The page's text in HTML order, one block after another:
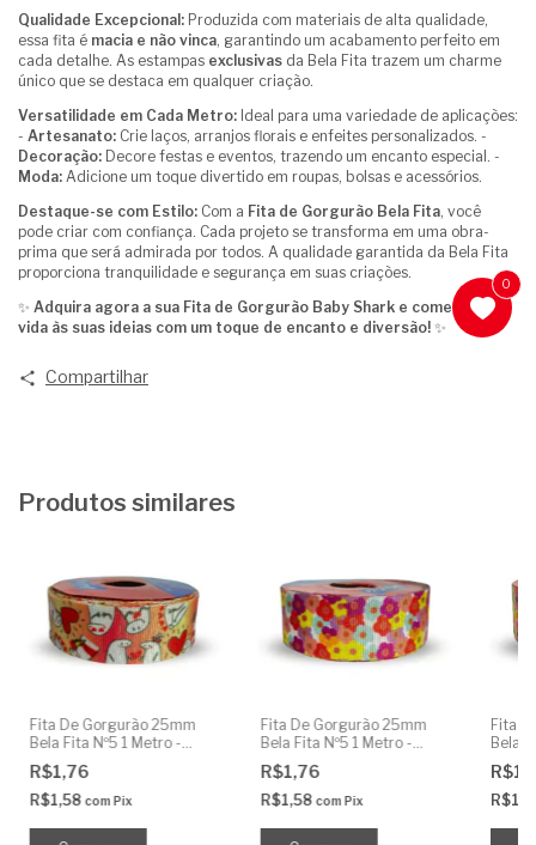
Qualidade Excepcional: Produzida com materiais de alta qualidade,
essa fita é macia e não vinca, garantindo um acabamento perfeito em
cada detalhe. As estampas exclusivas da Bela Fita trazem um charme
único que se destaca em qualquer criação.
Versatilidade em Cada Metro: Ideal para uma variedade de aplicações:
- Artesanato: Crie laços, arranjos florais e enfeites personalizados. -
Decoração: Decore festas e eventos, trazendo um encanto especial. -
Moda: Adicione um toque divertido em roupas, bolsas e acessórios.
Destaque-se com Estilo: Com a Fita de Gorgurão Bela Fita, você
pode criar com confiança. Cada projeto se transforma em uma obra-
prima que será admirada por todos. A qualidade garantida da Bela Fita
proporciona tranquilidade e segurança em suas criações.
✨ Adquira agora a sua Fita de Gorgurão Baby Shark e comece a dar
vida às suas ideias com um toque de encanto e diversão! ✨
Compartilhar
Produtos similares
Fita De Gorgurão 25mm
Bela Fita Nº5 1 Metro -
Flork Amor
R$1,76
R$1,58 com Pix
Fita De Gorgurão 25mm
Bela Fita Nº5 1 Metro -
Flores Coloridas
R$1,76
R$1,58 com Pix
Fita
Bela
0